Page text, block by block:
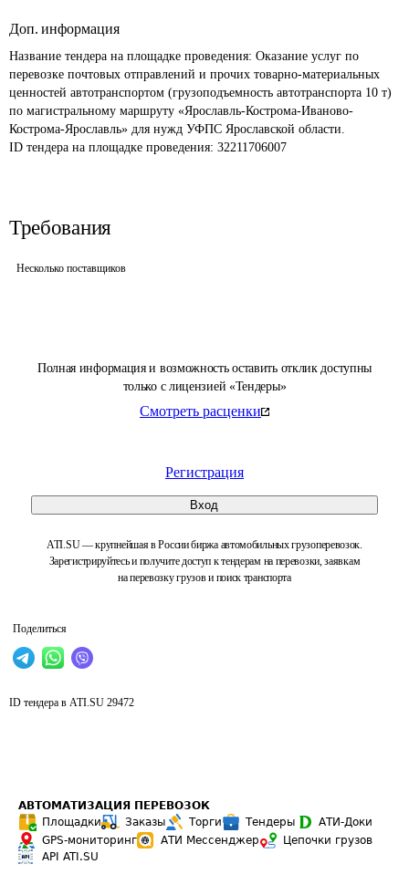
Полная информация и возможность оставить отклик доступны
только с лицензией «Тендеры»
Смотреть расценки
Регистрация
Вход
ATI.SU — крупнейшая в России биржа автомобильных грузоперевозок.
Зарегистрируйтесь и получите доступ к тендерам на перевозки, заявкам
на перевозку грузов и поиск транспорта
Поделиться
Доп. информация
Название тендера на площадке проведения: Оказание услуг по
перевозке почтовых отправлений и прочих товарно-материальных
ценностей автотранспортом (грузоподъемность автотранспорта 10 т)
по магистральному маршруту «Ярославль-Кострома-Иваново-
Кострома-Ярославль» для нужд УФПС Ярославской области.
ID тендера на площадке проведения: 32211706007
Требования
Несколько поставщиков
ID тендера в ATI.SU 29472
АВТОМАТИЗАЦИЯ ПЕРЕВОЗОК
Площадки
Заказы Торги Тендеры
АТИ-Доки
GPS-мониторинг
АТИ Мессенджер
Цепочки грузов
API ATI.SU